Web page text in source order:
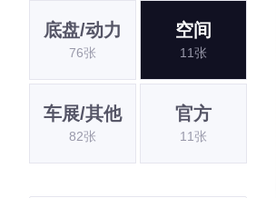
底盘/动力
76张
空间
11张
车展/其他
82张
官方
11张